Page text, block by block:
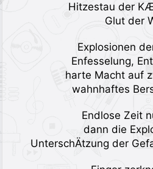
Hitzestau der
Glut der
Explosionen
Enfesselung,
harte Macht auf
wahnhaftes
Endlose Zeit
dann die
UnterschÄtzung der